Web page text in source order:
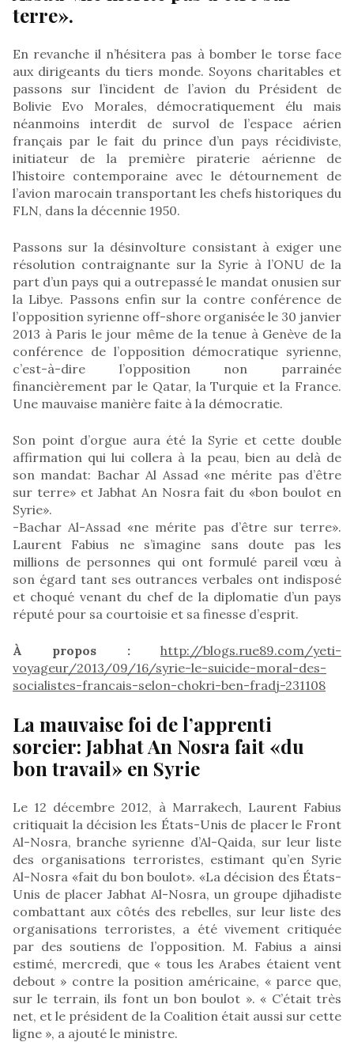
terre».
En revanche il n’hésitera pas à bomber le torse face
aux dirigeants du tiers monde. Soyons charitables et
passons sur l’incident de l’avion du Président de
Bolivie Evo Morales, démocratiquement élu mais
néanmoins interdit de survol de l’espace aérien
français par le fait du prince d’un pays récidiviste,
initiateur de la première piraterie aérienne de
l’histoire contemporaine avec le détournement de
l’avion marocain transportant les chefs historiques du
FLN, dans la décennie 1950.
Passons sur la désinvolture consistant à exiger une
résolution contraignante sur la Syrie à l’ONU de la
part d’un pays qui a outrepassé le mandat onusien sur
la Libye. Passons enfin sur la contre conférence de
l’opposition syrienne off-shore organisée le 30 janvier
2013 à Paris le jour même de la tenue à Genève de la
conférence de l’opposition démocratique syrienne,
c’est-à-dire l’opposition non parrainée
financièrement par le Qatar, la Turquie et la France.
Une mauvaise manière faite à la démocratie.
Son point d’orgue aura été la Syrie et cette double
affirmation qui lui collera à la peau, bien au delà de
son mandat: Bachar Al Assad «ne mérite pas d’être
sur terre» et Jabhat An Nosra fait du «bon boulot en
Syrie».
-Bachar Al-Assad «ne mérite pas d’être sur terre».
Laurent Fabius ne s’imagine sans doute pas les
millions de personnes qui ont formulé pareil vœu à
son égard tant ses outrances verbales ont indisposé
et choqué venant du chef de la diplomatie d’un pays
réputé pour sa courtoisie et sa finesse d’esprit.
À propos :
http://blogs.rue89.com/yeti-
voyageur/2013/09/16/syrie-le-suicide-moral-des-
socialistes-francais-selon-chokri-ben-fradj-231108
La mauvaise foi de l’apprenti
sorcier: Jabhat An Nosra fait «du
bon travail» en Syrie
Le 12 décembre 2012, à Marrakech, Laurent Fabius
critiquait la décision les États-Unis de placer le Front
Al-Nosra, branche syrienne d’Al-Qaida, sur leur liste
des organisations terroristes, estimant qu’en Syrie
Al-Nosra «fait du bon boulot». «La décision des États-
Unis de placer Jabhat Al-Nosra, un groupe djihadiste
combattant aux côtés des rebelles, sur leur liste des
organisations terroristes, a été vivement critiquée
par des soutiens de l’opposition. M. Fabius a ainsi
estimé, mercredi, que « tous les Arabes étaient vent
debout » contre la position américaine, « parce que,
sur le terrain, ils font un bon boulot ». « C’était très
net, et le président de la Coalition était aussi sur cette
ligne », a ajouté le ministre.